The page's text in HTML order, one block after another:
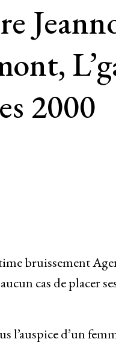
2000
bruissement
cas de placer
l’auspice d’un